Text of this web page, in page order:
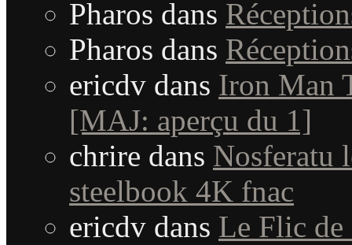
Pharos dans
Pharos dans
ericdv dans Iron Man
[MAJ: aperçu du 1]
chrire dans Nosferatu
steelbook 4K fnac
ericdv dans Le Flic